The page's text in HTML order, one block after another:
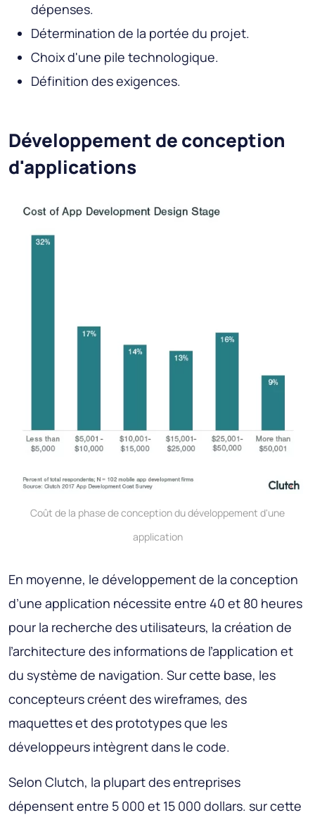
dépenses.
Détermination de la portée du projet.
Choix d'une pile technologique.
Définition des exigences.
Développement de conception
d'applications
Coût de la phase de conception du développement d'une
application
En moyenne, le développement de la conception
d’une application nécessite entre 40 et 80 heures
pour la recherche des utilisateurs, la création de
l’architecture des informations de l’application et
du système de navigation. Sur cette base, les
concepteurs créent des wireframes, des
maquettes et des prototypes que les
développeurs intègrent dans le code.
Selon Clutch, la plupart des entreprises
dépensent entre 5 000 et 15 000 dollars. sur cette